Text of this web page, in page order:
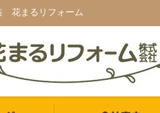
花まるリフォーム